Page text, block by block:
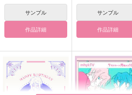
サンプル
作品詳細
サンプル
作品詳細